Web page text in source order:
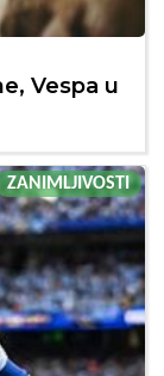
Vespa u
ZANIMLJIVOSTI